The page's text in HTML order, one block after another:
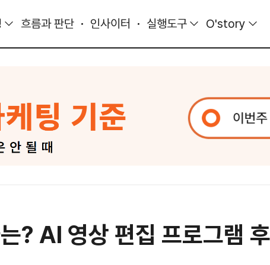
흐름과 판단 인사이터 실행도구 O'story
? AI 영상 편집 프로그램 후